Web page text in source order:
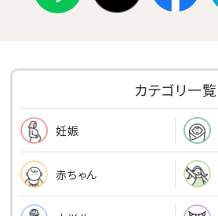
カテゴリ一覧
妊娠
赤ちゃん